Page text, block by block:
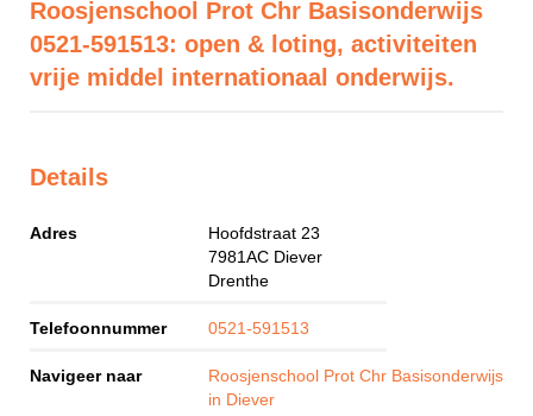
Roosjenschool Prot Chr Basisonderwijs
0521-591513: open & loting, activiteiten
vrije middel internationaal onderwijs.
Details
Adres
Hoofdstraat 23
7981AC Diever
Drenthe
Telefoonnummer 0521-591513
Navigeer naar
Roosjenschool Prot Chr Basisonderwijs
in Diever